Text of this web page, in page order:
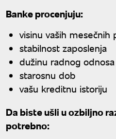
Banke procenjuju:
visinu vaših mesečnih
stabilnost zaposlenja
dužinu radnog odnosa
starosnu dob
vašu kreditnu istoriju
Da biste ušli u ozbiljno
potrebno: